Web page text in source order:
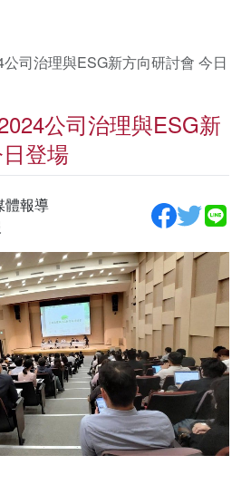
公司治理與ESG新方向研討會 今日
公司治理與ESG新
登場
體報導